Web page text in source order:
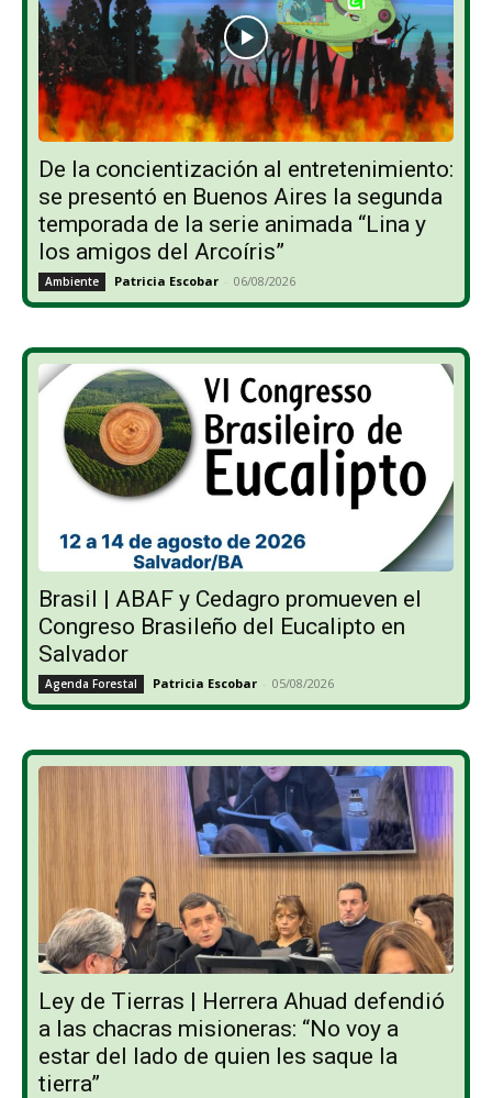
De la concientización al entretenimiento:
se presentó en Buenos Aires la segunda
temporada de la serie animada “Lina y
los amigos del Arcoíris”
Ambiente Patricia Escobar - 06/08/2026
Brasil | ABAF y Cedagro promueven el
Congreso Brasileño del Eucalipto en
Salvador
Agenda Forestal Patricia Escobar - 05/08/2026
Ley de Tierras | Herrera Ahuad defendió
a las chacras misioneras: “No voy a
estar del lado de quien les saque la
tierra”